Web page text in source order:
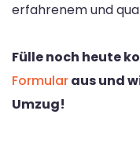
erfahrenem und
Fülle noch heute
Formularaus und
Umzug!